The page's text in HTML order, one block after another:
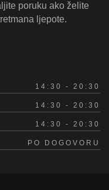
poruku ako želite
ljepote.
14:30 - 20:30
14:30 - 20:30
14:30 - 20:30
PO DOGOVORU